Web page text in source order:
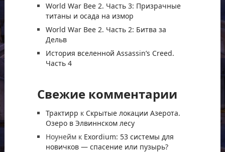
World War Bee 2. Часть 3: Призрачные
титаны и осада на измор
World War Bee 2. Часть 2: Битва за
Дельв
История вселенной Assassin’s Creed.
Часть 4
Свежие комментарии
Трактирр к Скрытые локации Азерота.
Озеро в Элвиннском лесу
Ноунеймк Exordium: 53 системы для
новичков — спасение или пузырь?